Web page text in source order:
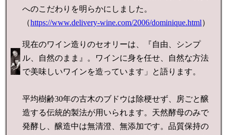
へのこだわりを明らかにしました。
（https://www.delivery-wine.com/2006/dominique.html）
現在のワイン造りのセオリーは、『自由、シンプ
ル、自然のまま』。ワインに身を任せ、自然な方法
で美味しいワインを造っています」と語ります。
平均樹齢30年の古木のブドウは除梗せず、房ごと醸
造する伝統的製法が用いられます。天然酵母のみで
発酵し、醸造中は無清澄、無添加です。品質保持の